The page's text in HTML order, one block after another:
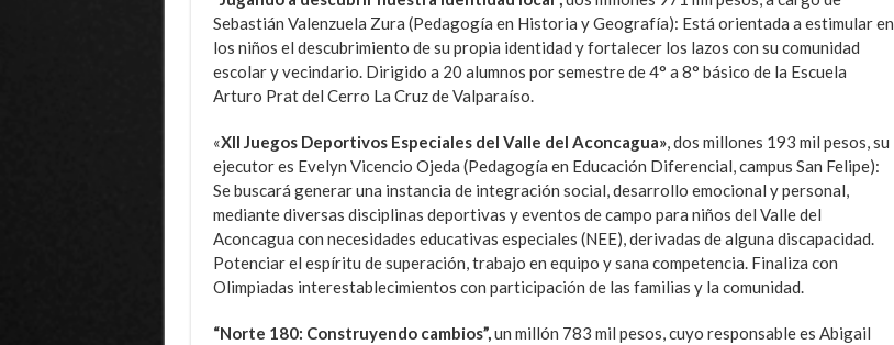
Sebastián Valenzuela Zura (Pedagogía en Historia y Geografía): Está orientada a estimular en
los niños el descubrimiento de su propia identidad y fortalecer los lazos con su comunidad
escolar y vecindario. Dirigido a 20 alumnos por semestre de 4° a 8° básico de la Escuela
Arturo Prat del Cerro La Cruz de Valparaíso.
«XII Juegos Deportivos Especiales del Valle del Aconcagua», dos millones 193 mil pesos, su
ejecutor es Evelyn Vicencio Ojeda (Pedagogía en Educación Diferencial, campus San Felipe):
Se buscará generar una instancia de integración social, desarrollo emocional y personal,
mediante diversas disciplinas deportivas y eventos de campo para niños del Valle del
Aconcagua con necesidades educativas especiales (NEE), derivadas de alguna discapacidad.
Potenciar el espíritu de superación, trabajo en equipo y sana competencia. Finaliza con
Olimpiadas interestablecimientos con participación de las familias y la comunidad.
“Norte 180: Construyendo cambios”, un millón 783 mil pesos, cuyo responsable es Abigail